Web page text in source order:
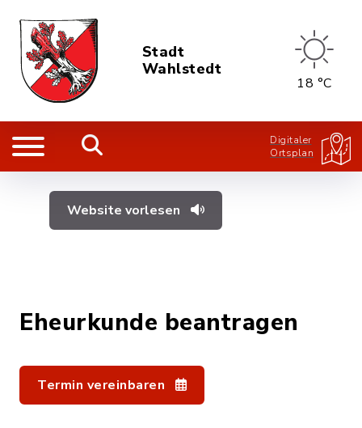
Stadt
Wahlstedt
18 °C
Digitaler
Ortsplan
Website vorlesen
Eheurkunde beantragen
Termin vereinbaren